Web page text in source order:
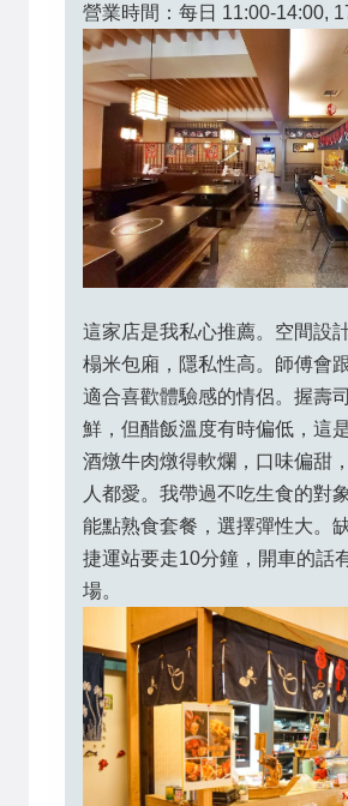
營業時間：每日 11:00-14:00,
這家店是我私心推薦。空間設
榻米包廂，隱私性高。師傅會
適合喜歡體驗感的情侶。握壽
鮮，但醋飯溫度有時偏低，這
酒燉牛肉燉得軟爛，口味偏甜
人都愛。我帶過不吃生食的對
能點熟食套餐，選擇彈性大。
捷運站要走10分鐘，開車的話
場。